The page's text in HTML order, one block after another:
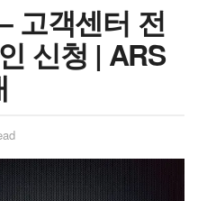
고객센터 전
신청 | ARS